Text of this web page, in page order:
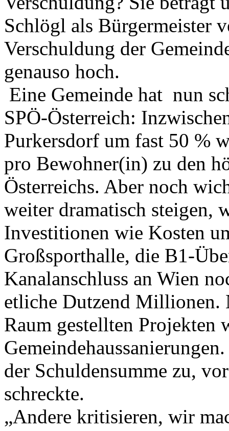
Schlögl als Bürgermeister
Verschuldung der
genauso hoch.
Eine Gemeinde hat nun
SPÖ-Österreich:
Purkersdorf um fast 50 %
pro Bewohner(in) zu den
Österreichs. Aber noch
weiter dramatisch steigen,
Investitionen wie Kosten
Großsporthalle, die B1-
Kanalanschluss an Wien
etliche Dutzend Millionen.
Raum gestellten Projekten
der Schuldensumme zu,
schreckte.
„Andere kritisieren, wir